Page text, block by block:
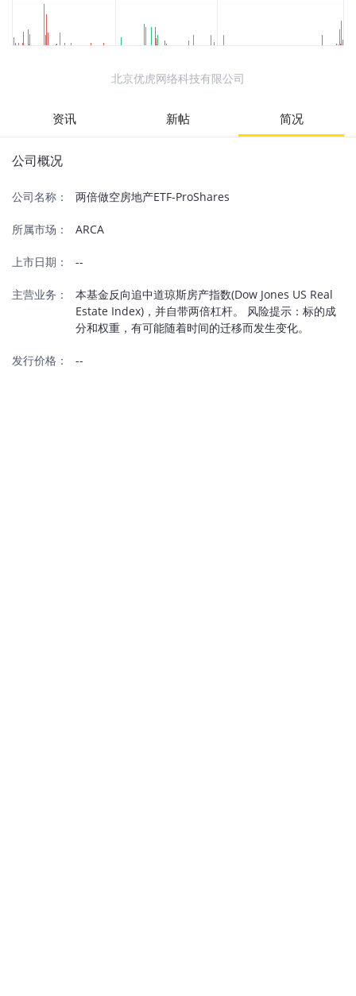
北京优虎网络科技有限公司
资讯 新帖 简况
公司概况
公司名称： 两倍做空房地产ETF-ProShares
所属市场： ARCA
上市日期： --
主营业务：
本基金反向追中道琼斯房产指数(Dow Jones US Real
Estate Index)，并自带两倍杠杆。 风险提示：标的成
分和权重，有可能随着时间的迁移而发生变化。
发行价格： --